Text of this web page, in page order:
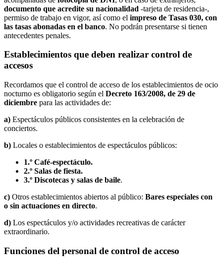
documento que acredite su nacionalidad -tarjeta de residencia-,
permiso de trabajo en vigor, así como el impreso de Tasas 030, con
las tasas abonadas en el banco. No podrán presentarse si tienen
antecedentes penales.
Establecimientos que deben realizar control de
accesos
Recordamos que el control de acceso de los establecimientos de ocio
nocturno es obligatorio según el Decreto 163/2008, de 29 de
diciembre para las actividades de:
a) Espectáculos públicos consistentes en la celebración de
conciertos.
b) Locales o establecimientos de espectáculos públicos:
1.º Café-espectáculo.
2.º Salas de fiesta.
3.º Discotecas y salas de baile.
c) Otros establecimientos abiertos al público: Bares especiales con
o sin actuaciones en directo.
d) Los espectáculos y/o actividades recreativas de carácter
extraordinario.
Funciones del personal de control de acceso